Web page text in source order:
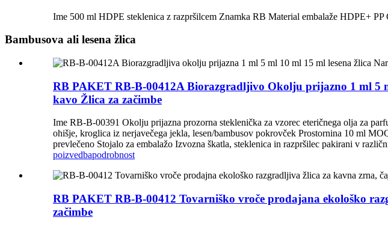
Ime 500 ml HDPE steklenica z razpršilcem Znamka RB Material embalaže HDPE+ PP
Bambusova ali lesena žlica
RB PAKET RB-B-00412A Biorazgradljivo Okolju prijazno 1 ml 5
kavo Žlica za začimbe
Ime RB-B-00391 Okolju prijazna prozorna steklenička za vzorec eteričnega olja za
ohišje, kroglica iz nerjavečega jekla, lesen/bambusov pokrovček Prostornina 10 ml
prevlečeno Stojalo za embalažo Izvozna škatla, steklenica in razpršilec pakirani v
poizvedbapodrobnost
RB PAKET RB-B-00412 Tovarniško vroče prodajana ekološko
začimbe